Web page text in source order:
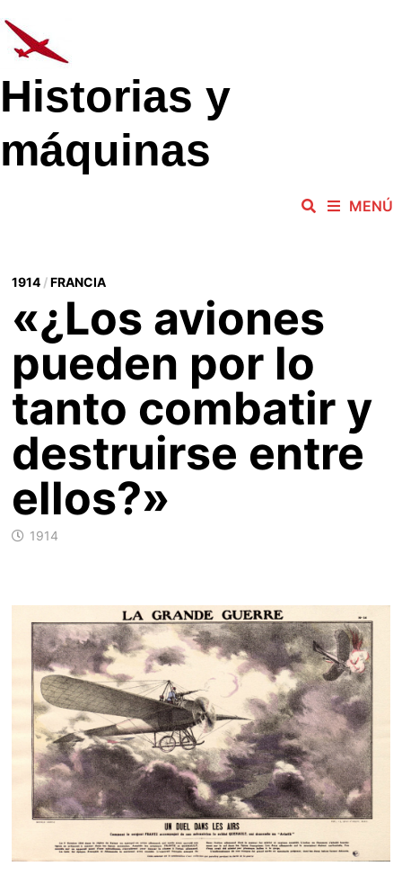
al
contenido
Historias y
máquinas
MENÚ
1914/FRANCIA
«¿Los aviones
pueden por lo
tanto combatir y
destruirse entre
ellos?»
1914